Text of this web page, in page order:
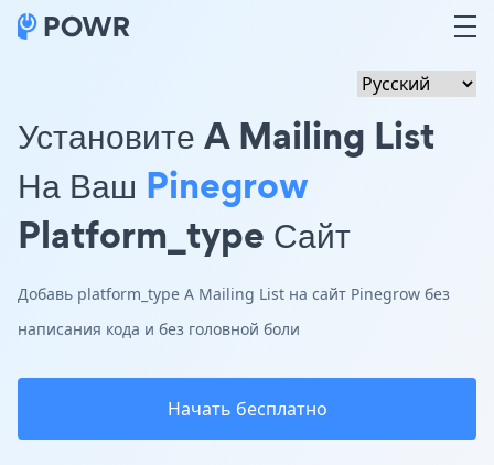
Установите A Mailing List
На Ваш Pinegrow
Platform_type Сайт
Добавь platform_type A Mailing List на сайт Pinegrow без
написания кода и без головной боли
Начать бесплатно